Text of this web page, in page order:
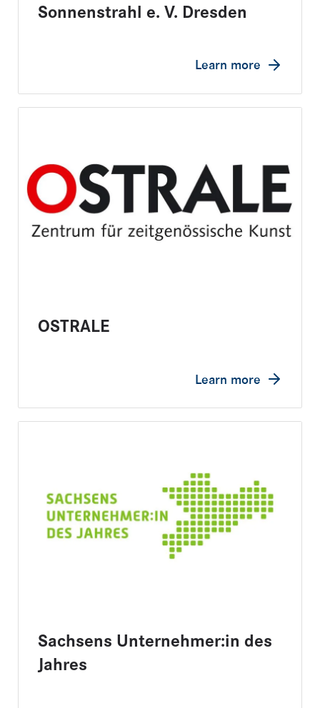
Sonnenstrahl e. V. Dresden
Learn more
OSTRALE
Learn more
Sachsens Unternehmer:in des
Jahres